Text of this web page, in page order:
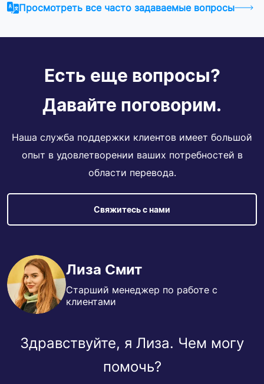
Просмотреть все часто задаваемые вопросы
Есть еще вопросы?
Давайте поговорим.
Наша служба поддержки клиентов имеет большой
опыт в удовлетворении ваших потребностей в
области перевода.
Свяжитесь с нами
Лиза Смит
Старший менеджер по работе с
клиентами
Здравствуйте, я Лиза. Чем могу
помочь?